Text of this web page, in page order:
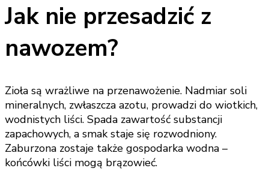
Jak nie przesadzić z
nawozem?
Zioła są wrażliwe na przenawożenie. Nadmiar soli
mineralnych, zwłaszcza azotu, prowadzi do wiotkich,
wodnistych liści. Spada zawartość substancji
zapachowych, a smak staje się rozwodniony.
Zaburzona zostaje także gospodarka wodna –
końcówki liści mogą brązowieć.